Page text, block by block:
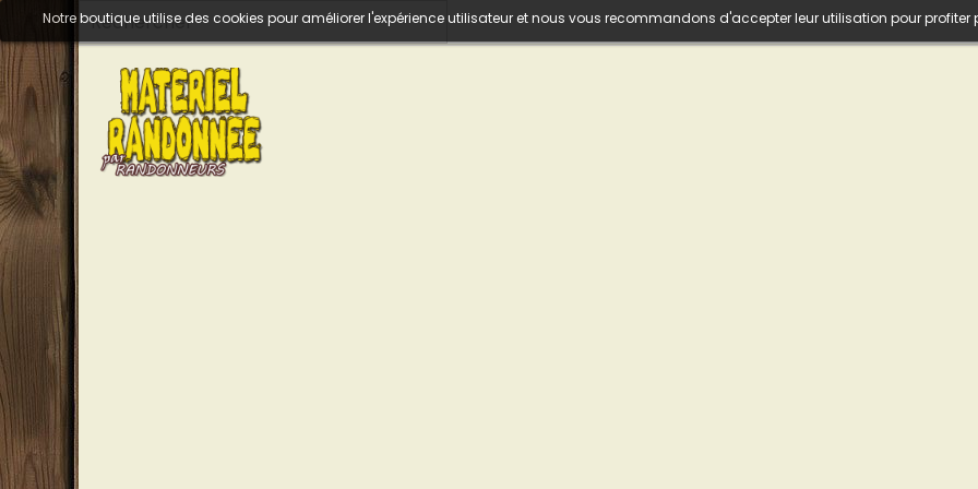
Notre boutique utilise des cookies pour améliorer l'expérience utilisateur et nous vous recommandons d'accepter leur utilisation pour